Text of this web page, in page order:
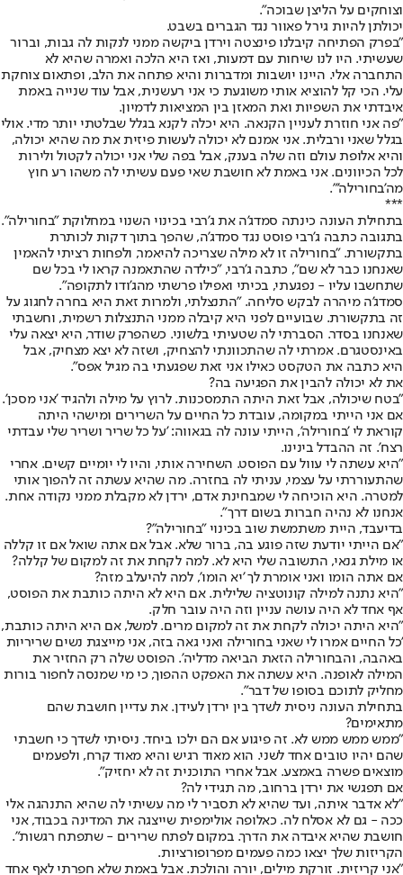
וצוחקים על הליצן שבוכה".
יכולתן להיות גירל פאוור נגד הגברים בשבט.
"בפרק הפתיחה קיבלנו פינצטה וירדן ביקשה ממני לנקות לה גבות, וברור
שעשיתי. היו לנו שיחות עם דמעות, ואז היא הלכה ואמרה שהיא לא
התחברה אלי. היינו יושבות ומדברות והיא פתחה את הלב, ופתאום צוחקת
עלי. הכי קל להוציא אותי משוגעת כי אני רעשנית, אבל עוד שנייה באמת
איבדתי את השפיות ואת המאזן בין המציאות לדמיון.
"פה אני חוזרת לעניין הקנאה. היא יכלה לקנא בגלל שבלטתי יותר מדי. אולי
בגלל שאני ורבלית. אני אמנם לא יכולה לעשות פיזית את מה שהיא יכולה,
והיא אלופת עולם וזה שלה בענק, אבל בפה שלי אני יכולה לקטול ולירות
לכל הכיוונים. אני באמת לא חושבת שאי פעם עשיתי לה משהו רע חוץ
מה'בחורילה'".
***
בתחילת העונה כינתה סמדג'ה את ג'רבי בכינוי השנוי במחלוקת "בחורילה".
בתגובה כתבה ג'רבי פוסט נגד סמדג'ה, שהפך בתוך דקות לכותרת
בתקשורת. "בחורילה זו לא מילה שצריכה להיאמר, ולפחות רציתי להאמין
שאנחנו כבר לא שם", כתבה ג'רבי, "כילדה שהתאמנה קראו לי בכל שם
שתחשבו עליו - נפגעתי, בכיתי ואפילו פרשתי מהג'ודו לתקופה".
סמדג'ה מיהרה לבקש סליחה. "התנצלתי, ולמרות זאת היא בחרה לחגוג על
זה בתקשורת. שבועיים לפני היא קיבלה ממני התנצלות רשמית, וחשבתי
שאנחנו בסדר. הסברתי לה שטעיתי בלשוני. כשהפרק שודר, היא יצאה עלי
באינסטגרם. אמרתי לה שהתכוונתי להצחיק, ושזה לא יצא מצחיק, אבל
היא כתבה את הטקסט כאילו אני זאת שפגעתי בה מגיל אפס".
את לא יכולה להבין את הפגיעה בה?
"בטח שיכולה, אבל זאת היתה התמסכנות. לרוץ על מילה ולהגיד 'אני מסכן'.
אם אני הייתי במקומה, עובדת כל החיים על השרירים ומישהי היתה
קוראת לי 'בחורילה', הייתי עונה לה בגאווה: 'על כל שריר ושריר שלי עבדתי
רצח'. זה ההבדל בינינו.
"היא עשתה לי עוול עם הפוסט. השחירה אותי, והיו לי יומיים קשים. אחרי
שהתעוררתי על עצמי, עניתי לה בחזרה. מה שהיא עשתה זה להפוך אותי
למטרה. היא הוכיחה לי שמבחינת אדם, ירדן לא מקבלת ממני נקודה אחת.
אנחנו לא נהיה חברות בשום דרך".
בדיעבד, היית משתמשת שוב בכינוי "בחורילה"?
"אם הייתי יודעת שזה פוגע בה, ברור שלא. אבל אם אתה שואל אם זו קללה
או מילת גנאי, התשובה שלי היא לא. למה לקחת את זה למקום של קללה?
אם אתה הומו ואני אומרת לך 'יא הומו', למה להיעלב מזה?
"היא נתנה למילה קונוטציה שלילית. אם היא לא היתה כותבת את הפוסט,
אף אחד לא היה עושה עניין וזה היה עובר חלק.
"היא היתה יכולה לקחת את זה למקום מרים. למשל, אם היא היתה כותבת,
'כל החיים אמרו לי שאני בחורילה ואני גאה בזה, אני מייצגת נשים שריריות
באהבה, והבחורילה הזאת הביאה מדליה'. הפוסט שלה רק החזיר את
המילה לאופנה. היא עשתה את האפקט ההפוך, כי מי שמנסה לחפור בורות
מחליק לתוכם בסופו של דבר".
בתחילת העונה ניסית לשדך בין ירדן לעידן. את עדיין חושבת שהם
מתאימים?
"ממש ממש ממש לא. זה פיגוע אם הם ילכו ביחד. ניסיתי לשדך כי חשבתי
שהם יהיו טובים אחד לשני. הוא מאוד רגיש והיא מאוד קרח, ולפעמים
מוצאים פשרה באמצע. אבל אחרי התוכנית זה לא יחזיק".
אם תפגשי את ירדן ברחוב, מה תגידי לה?
"לא אדבר איתה, ועד שהיא לא תסביר לי מה עשיתי לה שהיא התנהגה אלי
ככה - גם לא אסלח לה. כאלופה אולימפית שייצגה את המדינה בכבוד, אני
חושבת שהיא איבדה את הדרך. במקום לפתח שרירים - שתפתח רגשות".
הקריזות שלך יצאו כמה פעמים מפרופורציות.
"אני קריזית. זורקת מילים, יורה והולכת. אבל באמת שלא חפרתי לאף אחד